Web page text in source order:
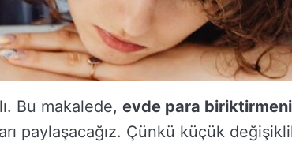
Bu makalede, evde para
paylaşacağız. Çünkü küçük